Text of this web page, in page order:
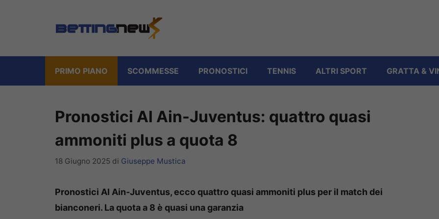
PRIMO PIANO SCOMMESSE PRONOSTICI TENNIS ALTRI SPORT GRATTA &
Pronostici Al Ain-Juventus: quattro quasi
ammoniti plus a quota 8
18 Giugno 2025 di Giuseppe Mustica
Pronostici Al Ain-Juventus, ecco quattro quasi ammoniti plus per il match dei
bianconeri. La quota a 8 è quasi una garanzia